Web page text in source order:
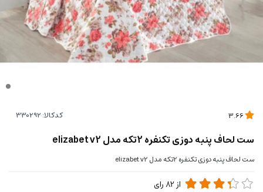
کدکالا:
ست لحاف پنبه دوزی تکنفره 2تکه مدل elizabet v2
ست لحاف پنبه دوزی تکنفره 2تکه مدل elizabet v2
از82رای